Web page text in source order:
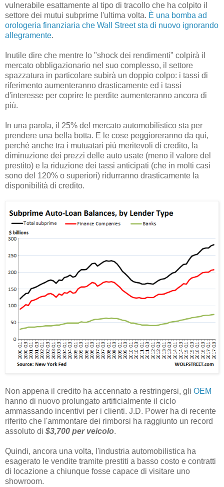
vulnerabile esattamente al tipo di tracollo che ha colpito il
settore dei mutui subprime l'ultima volta. È una bomba ad
orologeria finanziaria che Wall Street sta di nuovo ignorando
allegramente.
Inutile dire che mentre lo "shock dei rendimenti" colpirà il
mercato obbligazionario nel suo complesso, il settore
spazzatura in particolare subirà un doppio colpo: i tassi di
riferimento aumenteranno drasticamente ed i tassi
d'interesse per coprire le perdite aumenteranno ancora di
più.
In una parola, il 25% del mercato automobilistico sta per
prendere una bella botta. E le cose peggioreranno da qui,
perché anche tra i mutuatari più meritevoli di credito, la
diminuzione dei prezzi delle auto usate (meno il valore del
prestito) e la riduzione dei tassi anticipati (che in molti casi
sono del 120% o superiori) ridurranno drasticamente la
disponibilità di credito.
Non appena il credito ha accennato a restringersi, gli OEM
hanno di nuovo prolungato artificialmente il ciclo
ammassando incentivi per i clienti. J.D. Power ha di recente
riferito che l'ammontare dei rimborsi ha raggiunto un record
assoluto di $3,700 per veicolo.
Quindi, ancora una volta, l'industria automobilistica ha
esagerato le vendite tramite prestiti a basso costo e contratti
di locazione a chiunque fosse capace di visitare uno
showroom.